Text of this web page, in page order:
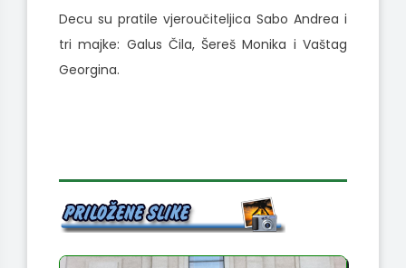
Decu su pratile vjeroučiteljica Sabo Andrea i
tri majke: Galus Čila, Šereš Monika i Vaštag
Georgina.